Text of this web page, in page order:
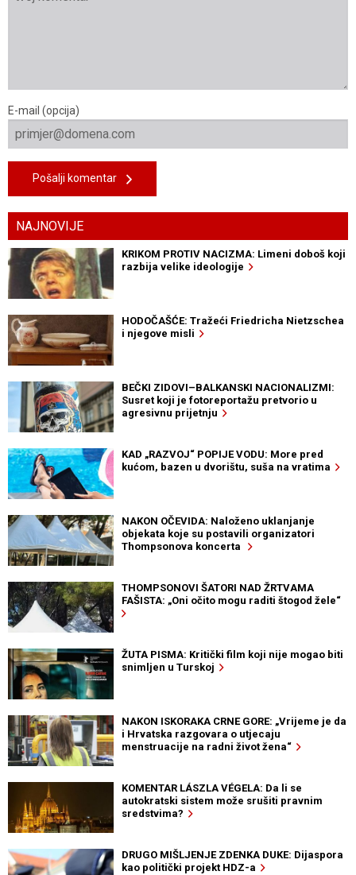
E-mail (opcija)
Pošalji komentar
NAJNOVIJE
KRIKOM PROTIV NACIZMA: Limeni doboš koji
razbija velike ideologije
HODOČAŠĆE: Tražeći Friedricha Nietzschea
i njegove misli
BEČKI ZIDOVI–BALKANSKI NACIONALIZMI:
Susret koji je fotoreportažu pretvorio u
agresivnu prijetnju
KAD „RAZVOJ“ POPIJE VODU: More pred
kućom, bazen u dvorištu, suša na vratima
NAKON OČEVIDA: Naloženo uklanjanje
objekata koje su postavili organizatori
Thompsonova koncerta
THOMPSONOVI ŠATORI NAD ŽRTVAMA
FAŠISTA: „Oni očito mogu raditi štogod žele“
ŽUTA PISMA: Kritički film koji nije mogao biti
snimljen u Turskoj
NAKON ISKORAKA CRNE GORE: „Vrijeme je da
i Hrvatska razgovara o utjecaju
menstruacije na radni život žena“
KOMENTAR LÁSZLA VÉGELA: Da li se
autokratski sistem može srušiti pravnim
sredstvima?
DRUGO MIŠLJENJE ZDENKA DUKE: Dijaspora
kao politički projekt HDZ-a